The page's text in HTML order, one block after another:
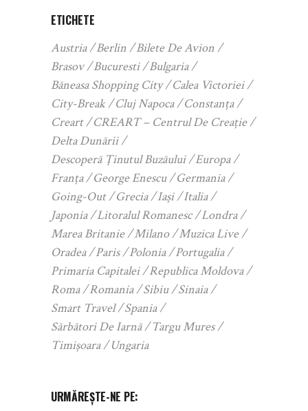
ETICHETE
Austria Berlin
Bilete De Avion
Brasov
Bucuresti
Bulgaria
Băneasa Shopping City
Calea Victoriei
City-Break
Cluj Napoca
Constanța
Creart
CREART – Centrul De Creație
Delta Dunării
Descoperă Ținutul Buzăului
Europa
Franța
George Enescu
Germania
Going-Out
Grecia Iași
Italia
Japonia
Litoralul Romanesc
Londra
Marea Britanie
Milano
Muzica Live
Oradea
Paris Polonia
Portugalia
Primaria Capitalei
Republica Moldova
Roma
Romania Sibiu
Sinaia
Smart Travel
Spania
Sărbători De Iarnă
Targu Mures
Timișoara
Ungaria
URMĂREȘTE-NE PE: